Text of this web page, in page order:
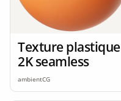
Texture plastique
2K seamless
ambientCG